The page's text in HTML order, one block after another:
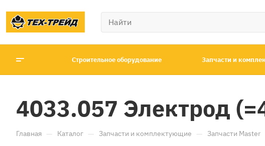
Строительное оборудование Запчасти и
4033.057 Электрод
Главная — Каталог — Запчасти и комплектующие — Запчасти Master